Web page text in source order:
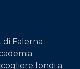
di Falerna
fondi a